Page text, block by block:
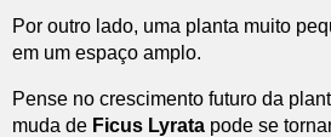
Por outro lado, uma planta muito
em um espaço amplo.
Pense no crescimento futuro da
muda de Ficus Lyrata pode se